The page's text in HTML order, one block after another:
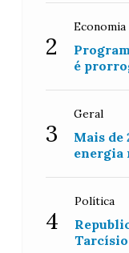
2
Economia
é
3
Geral
Mais de
energia
4
Política
Tarcísio